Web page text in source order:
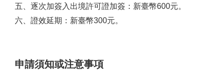
五、逐次加簽入出境許可證加簽：新臺幣600元。
六、證效延期：新臺幣300元。
申請須知或注意事項